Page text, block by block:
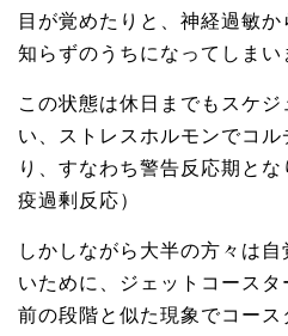
目が覚めたりと、神経過敏
知らずのうちになってしまい
この状態は休日までもスケ
い、ストレスホルモンでコル
り、すなわち警告反応期と
疫過剰反応）
しかしながら大半の方々は
いために、ジェットコース
前の段階と似た現象でコース